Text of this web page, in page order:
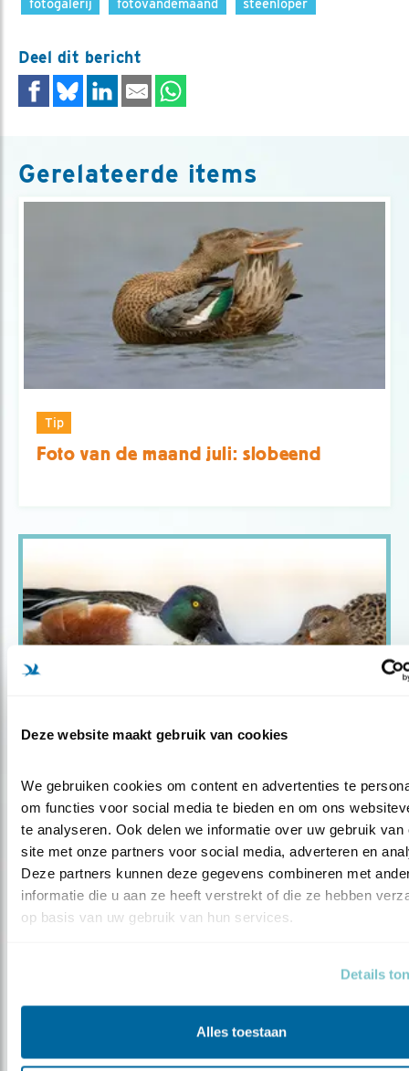
Deze website maakt gebruik van cookies
We gebruiken cookies om content en advertenties te
om functies voor social media te bieden en om ons
te analyseren. Ook delen we informatie over uw gebruik van
site met onze partners voor social media, adverteren en
Deze partners kunnen deze gegevens combineren met
informatie die u aan ze heeft verstrekt of die ze hebben
op basis van uw gebruik van hun services.
Details
Alles toestaan
fotogalerij fotovandemaand steenloper
Deel dit bericht
Gerelateerde items
Tip
Foto van de maand juli: slobeend
FOTO VAN DE MAAND APRIL: PAARTJE
SLOBEEN..